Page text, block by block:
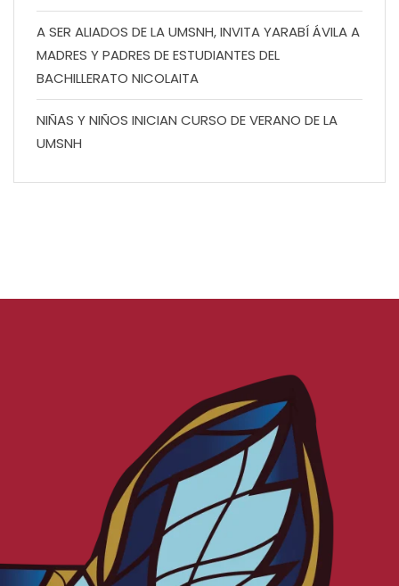
A SER ALIADOS DE LA UMSNH, INVITA YARABÍ ÁVILA A
MADRES Y PADRES DE ESTUDIANTES DEL
BACHILLERATO NICOLAITA
NIÑAS Y NIÑOS INICIAN CURSO DE VERANO DE LA
UMSNH